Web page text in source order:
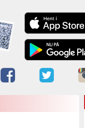
Kalendere
Om
Sofabold